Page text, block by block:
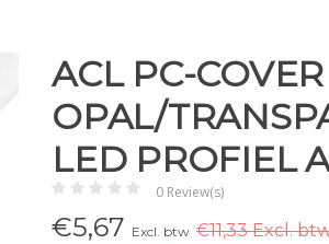
ACL PC-COVER
OPAL/
LED PROFIEL
0 Review(s)
€5,67 Excl. btw €11,33 Excl.